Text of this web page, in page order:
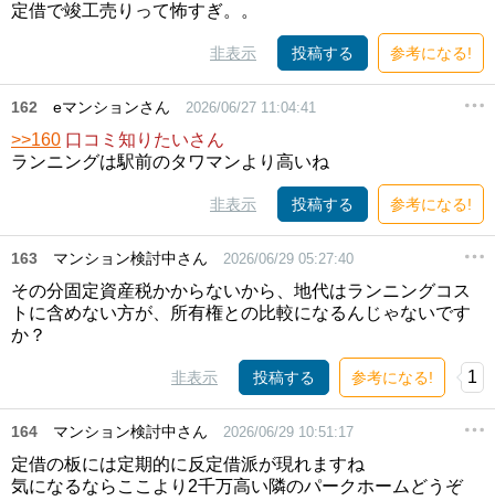
定借で竣工売りって怖すぎ。。
非表示 投稿する 参考になる!
162 eマンションさん 2026/06/27 11:04:41
>>160 口コミ知りたいさん
ランニングは駅前のタワマンより高いね
非表示 投稿する 参考になる!
163 マンション検討中さん 2026/06/29 05:27:40
その分固定資産税かからないから、地代はランニングコス
トに含めない方が、所有権との比較になるんじゃないです
か？
非表示 投稿する 参考になる! 1
164 マンション検討中さん 2026/06/29 10:51:17
定借の板には定期的に反定借派が現れますね
気になるならここより2千万高い隣のパークホームどうぞ